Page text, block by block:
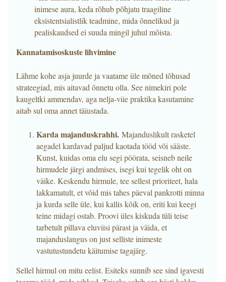
inimese aura, keda rõhub põhjatu traagiline
eksistentsialistlik teadmine, mida õnnelikud ja
pealiskaudsed ei suuda mingil juhul mõista.
Kannatamisoskuste lihvimine
Lähme kohe asja juurde ja vaatame üle mõned tõhusad
strateegiad, mis aitavad õnnetu olla. See nimekiri pole
kaugeltki ammendav, aga nelja-viie praktika kasutamine
aitab sul oma annet täiustada.
Karda majanduskrahhi. Majanduslikult rasketel
aegadel kardavad paljud kaotada tööd või sääste.
Kunst, kuidas oma elu segi pöörata, seisneb neile
hirmudele järgi andmises, isegi kui tegelik oht on
väike. Keskendu hirmule, tee sellest prioriteet, hala
lakkamatult, et võid mis tahes päeval pankrotti minna
ja kurda selle üle, kui kallis kõik on, eriti kui keegi
teine midagi ostab. Proovi üles kiskuda tüli teise
tarbetult pillava eluviisi pärast ja väida, et
majanduslangus on just selliste inimeste
vastutustundetu käitumise tagajärg.
Sellel hirmul on mitu eelist. Esiteks sunnib see sind igavesti